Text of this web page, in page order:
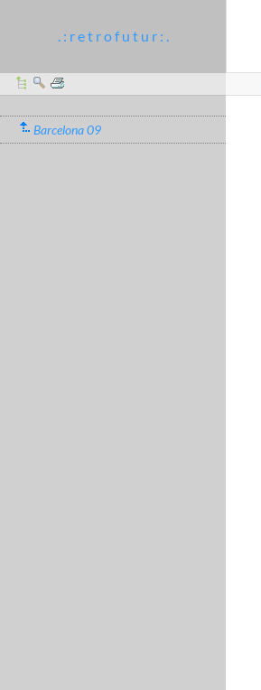
. : r e t r o f u t u r : .
Barcelona 09